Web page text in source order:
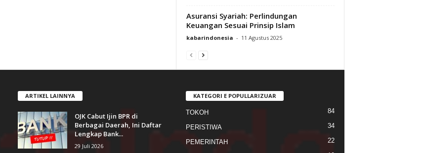
Asuransi Syariah: Perlindungan
Keuangan Sesuai Prinsip Islam
kabarindonesia - 11 Agustus 2025
ARTIKEL LAINNYA
OJK Cabut Ijin BPR di
Berbagai Daerah, Ini Daftar
Lengkap Bank...
29 Juli 2026
KATEGORI E POPULLARIZUAR
TOKOH 84
PERISTIWA 34
PEMERINTAH 22